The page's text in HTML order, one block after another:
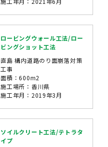
ロービングウォール工法/ロー
ビングショット工法
直島 構内道路のり面崩落対策
工事
面積：600m2
施工場所：香川県
施工年月：2019年3月
ソイルクリート工法/テトラタ
イプ